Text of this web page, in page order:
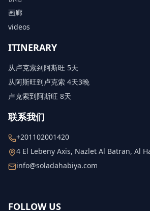
画廊
videos
ITINERARY
从卢克索到阿斯旺 5天
从阿斯旺到卢克索 4天3晚
卢克索到阿斯旺 8天
联系我们
+201102001420
4 El Lebeny Axis, Nazlet Al Batran, Al
info@soladahabiya.com
FOLLOW US